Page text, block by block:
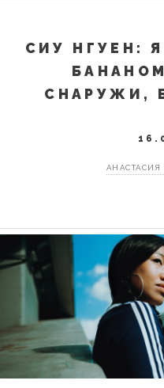
СИУ НГУЕН:
СНАРУЖИ,
АНАСТАСИЯ